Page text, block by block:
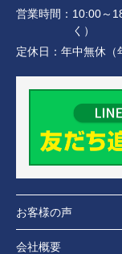
営業時間： 10:00～
く）
定休日： 年中無休（
お客様の声
会社概要